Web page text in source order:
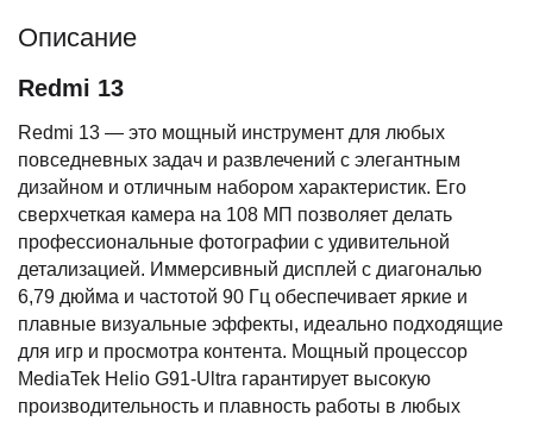
Описание
Redmi 13
Redmi 13 — это мощный инструмент для любых
повседневных задач и развлечений с элегантным
дизайном и отличным набором характеристик. Его
сверхчеткая камера на 108 МП позволяет делать
профессиональные фотографии с удивительной
детализацией. Иммерсивный дисплей с диагональю
6,79 дюйма и частотой 90 Гц обеспечивает яркие и
плавные визуальные эффекты, идеально подходящие
для игр и просмотра контента. Мощный процессор
MediaTek Helio G91-Ultra гарантирует высокую
производительность и плавность работы в любых